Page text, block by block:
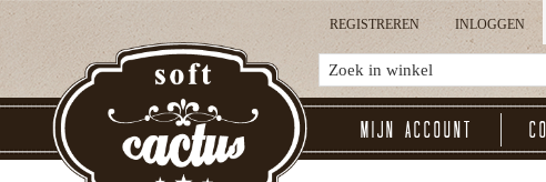
REGISTREREN INLOGGEN
Mijn account